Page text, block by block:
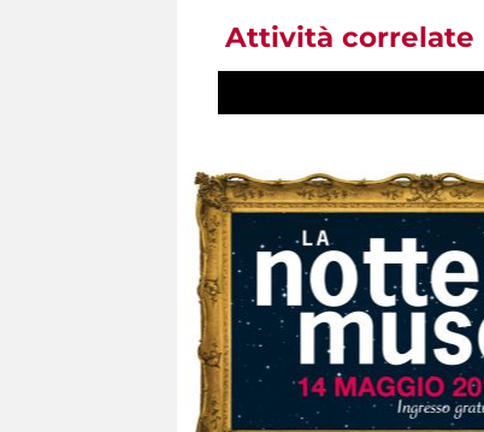
Attività correlate